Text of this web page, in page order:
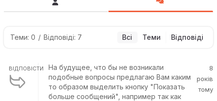
Теми: 0 / Відповіді: 7 Всі Теми Відповіді
ВІДПОВІСТИ
На будущее, что бы не возникали
подобные вопросы предлагаю Вам каким
то образом выделить кнопку "Показать
больше сообщений", например так как
8
років
тому